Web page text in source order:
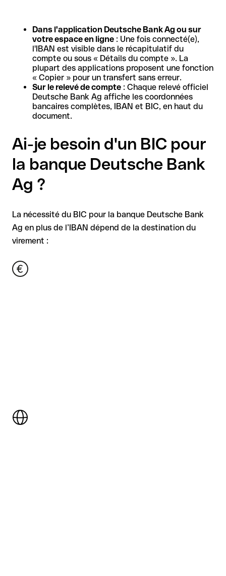
Dans l'application Deutsche Bank Ag ou sur
votre espace en ligne : Une fois connecté(e),
l'IBAN est visible dans le récapitulatif du
compte ou sous « Détails du compte ». La
plupart des applications proposent une fonction
« Copier » pour un transfert sans erreur.
Sur le relevé de compte : Chaque relevé officiel
Deutsche Bank Ag affiche les coordonnées
bancaires complètes, IBAN et BIC, en haut du
document.
Ai-je besoin d'un BIC pour
la banque Deutsche Bank
Ag ?
La nécessité du BIC pour la banque Deutsche Bank
Ag en plus de l’IBAN dépend de la destination du
virement :